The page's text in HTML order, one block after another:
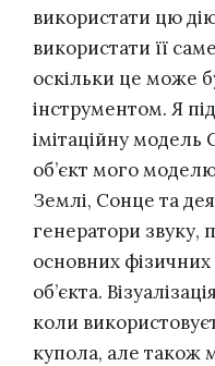
використати цю
використати її
оскільки це може
інструментом. Я
імітаційну
об’єкт мого
Землі, Сонце та
генератори звуку,
основних
об’єкта.
коли
купола, але також